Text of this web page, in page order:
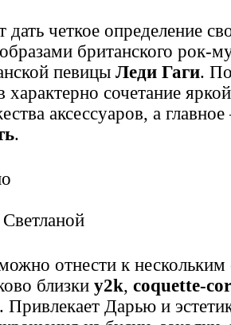
дать четкое определение
британского рок-
певицы Леди Гаги.
характерно сочетание
аксессуаров, а
.
отнести к нескольким
близки y2k, coquette-
. Привлекает Дарью и